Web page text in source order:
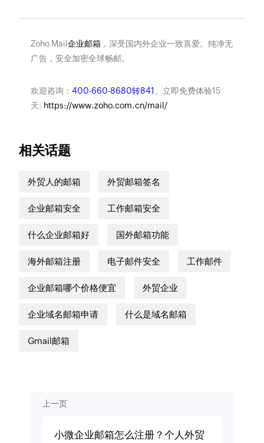
Zoho Mail企业邮箱，深受国内外企业一致喜爱。纯净无
广告，安全加密全球畅邮。
欢迎咨询： 400-660-8680转841 。立即免费体验15
天: https://www.zoho.com.cn/mail/
相关话题
外贸人的邮箱 外贸邮箱签名
企业邮箱安全 工作邮箱安全
什么企业邮箱好 国外邮箱功能
海外邮箱注册 电子邮件安全 工作邮件
企业邮箱哪个价格便宜 外贸企业
企业域名邮箱申请 什么是域名邮箱
Gmail邮箱
上一页
小微企业邮箱怎么注册？个人外贸